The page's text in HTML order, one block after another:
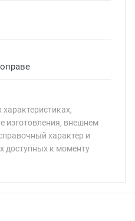
изготовления, внешнем
характер и
доступных к моменту